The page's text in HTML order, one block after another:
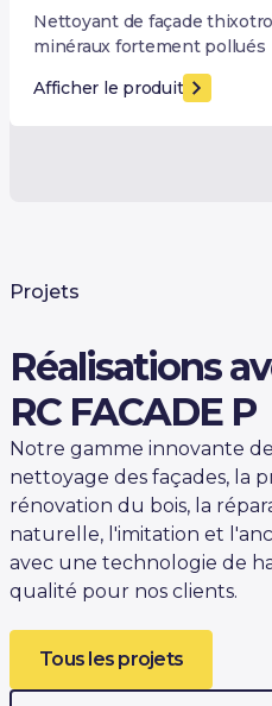
Nettoyant de façade
minéraux fortement pollués
Afficher le produit
Projets
Réalisations
RC FACADE P
Notre gamme innovante
nettoyage des façades, la
rénovation du bois, la
naturelle, l'imitation et
avec une technologie de
qualité pour nos clients.
Tous les projets